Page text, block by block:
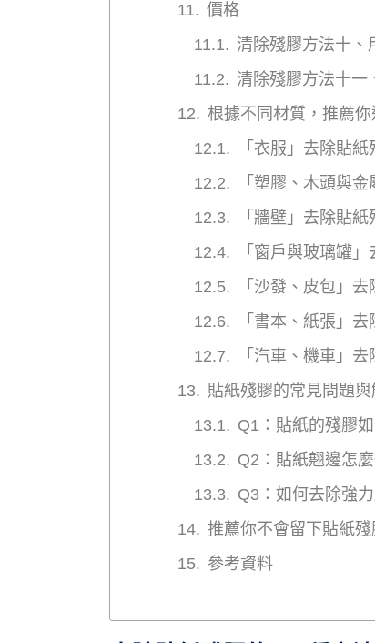
價格
清除殘膠方法十、
清除殘膠方法十一
根據不同材質，推薦
「衣服」去除貼
「塑膠、木頭與
「牆壁」去除貼
「窗戶與玻璃罐
「沙發、皮包」
「書本、紙張」
「汽車、機車」
貼紙殘膠的常見問題與
Q1：貼紙的殘膠
Q2：貼紙翹邊怎麼
Q3：如何去除強
推薦你不會留下貼紙
參考資料